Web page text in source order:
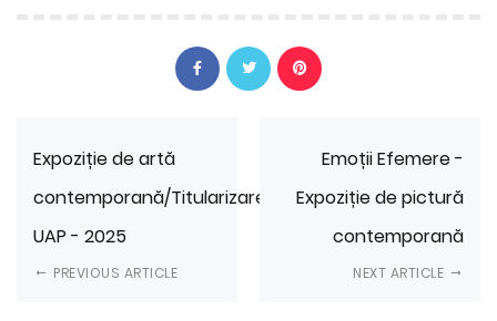
Expoziție de artă
contemporană/Titularizarea
UAP - 2025
PREVIOUS ARTICLE
Emoții Efemere -
Expoziție de pictură
contemporană
NEXT ARTICLE